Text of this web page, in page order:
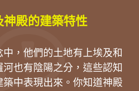
殿的建築特性
，他們的土地有上埃及和
也有陰陽之分，這些認知
築中表現出來。你知道神殿